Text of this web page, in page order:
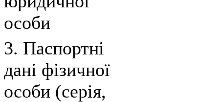
особи
3. Паспортні
дані фізичної
особи (серія,